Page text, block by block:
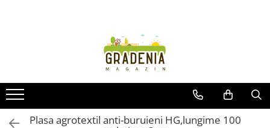
Tractorașe de cosit iarba
Masini de tuns iarba
RoabePlasa agrotextil anti-buruieni HG,lungime 100